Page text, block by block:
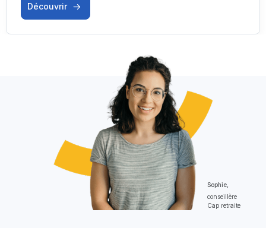
Découvrir
Sophie,
conseillère
Cap retraite